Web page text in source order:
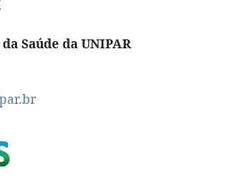
Saúde da UNIPAR